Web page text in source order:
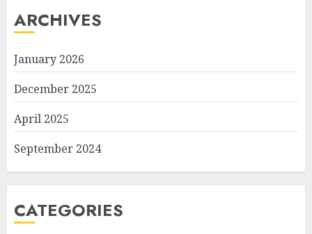
ARCHIVES
January 2026
December 2025
April 2025
September 2024
CATEGORIES